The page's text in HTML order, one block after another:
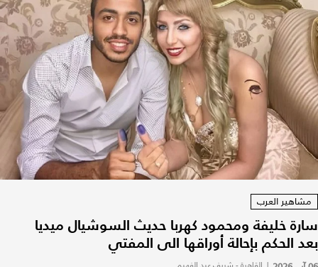
مشاهير العرب
سارة خليفة ومحمود كهربا حديث السوشيال ميديا
بعد الحكم بإحالة أوراقها الى المفتي